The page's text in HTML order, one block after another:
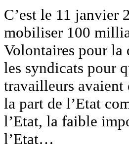
C’est le 11 janvier
mobiliser 100
Volontaires pour la
les syndicats pour
travailleurs avaient
la part de l’Etat
l’Etat, la faible
l’Etat…